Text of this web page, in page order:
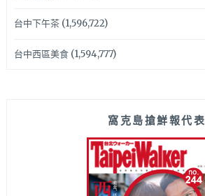
台中下午茶(1,596,722)
台中西區美食(1,594,777)
窩克島搶鮮報代表